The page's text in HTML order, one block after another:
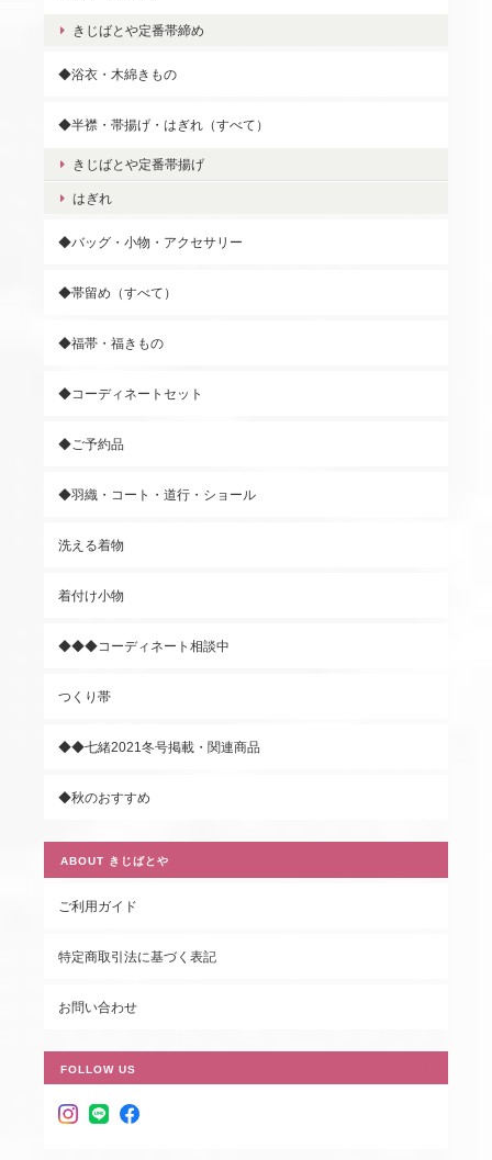
きじばとや定番帯締め
◆浴衣・木綿きもの
◆半襟・帯揚げ・はぎれ（すべて）
きじばとや定番帯揚げ
はぎれ
◆バッグ・小物・アクセサリー
◆帯留め（すべて）
◆福帯・福きもの
◆コーディネートセット
◆ご予約品
◆羽織・コート・道行・ショール
洗える着物
着付け小物
◆◆◆コーディネート相談中
つくり帯
◆◆七緒2021冬号掲載・関連商品
◆秋のおすすめ
ABOUT きじばとや
ご利用ガイド
特定商取引法に基づく表記
お問い合わせ
FOLLOW US